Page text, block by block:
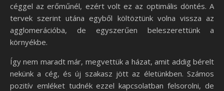
céggel az erőműnél, ezért volt ez az optimális döntés. A
tervek szerint utána egyből költöztünk volna vissza az
agglomerációba, de egyszerűen beleszerettünk a
környékbe.
Így nem maradt már, megvettük a házat, amit addig bérelt
nekünk a cég, és új szakasz jött az életünkben. Számos
pozitív emléket tudnék ezzel kapcsolatban felsorolni, de